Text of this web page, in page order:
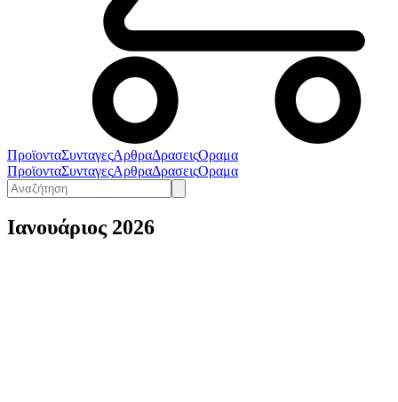
ΠροϊονταΣυνταγεςΑρθραΔρασειςΟραμα
ΠροϊονταΣυνταγεςΑρθραΔρασειςΟραμα
Ιανουάριος 2026